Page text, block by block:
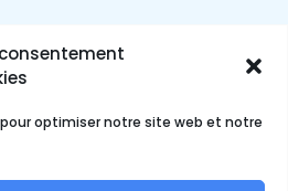
optimiser notre site web et notre